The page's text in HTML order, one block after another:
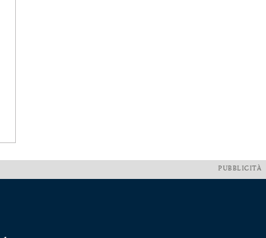
PUBBLICITÀ